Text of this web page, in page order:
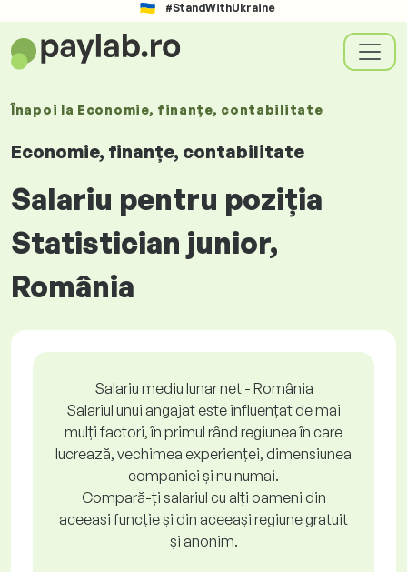
#StandWithUkraine
Înapoi la Economie, finanțe, contabilitate
Economie, finanțe, contabilitate
Salariu pentru poziția
Statistician junior,
România
Salariu mediu lunar net - România
Salariul unui angajat este influențat de mai
mulți factori, în primul rând regiunea în care
lucrează, vechimea experienței, dimensiunea
companiei și nu numai.
Compară-ți salariul cu alți oameni din
aceeași funcție și din aceeași regiune gratuit
și anonim.